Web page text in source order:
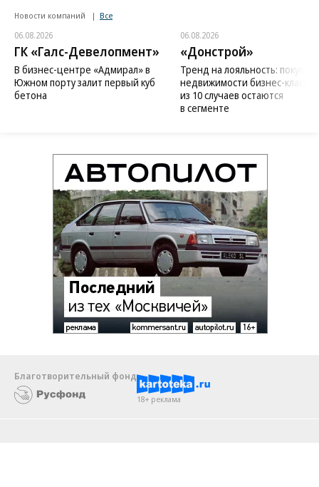
Новости компаний Все
06.08.2026
ГК «Галс-Девелопмент»
В бизнес-центре «Адмирал» в
Южном порту залит первый куб
бетона
06.08.2026
«Донстрой»
Тренд на лояльность:
недвижимости бизнес-класса
из 10 случаев остаются
в сегменте
Благотворительный фонд
18+ реклама